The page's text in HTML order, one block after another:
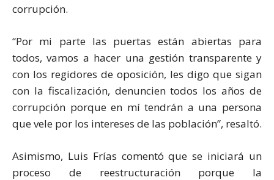
corrupción.
“Por mi parte las puertas están abiertas para
todos, vamos a hacer una gestión transparente y
con los regidores de oposición, les digo que sigan
con la fiscalización, denuncien todos los años de
corrupción porque en mí tendrán a una persona
que vele por los intereses de las población”, resaltó.
Asimismo, Luis Frías comentó que se iniciará un
proceso de reestructuración porque la